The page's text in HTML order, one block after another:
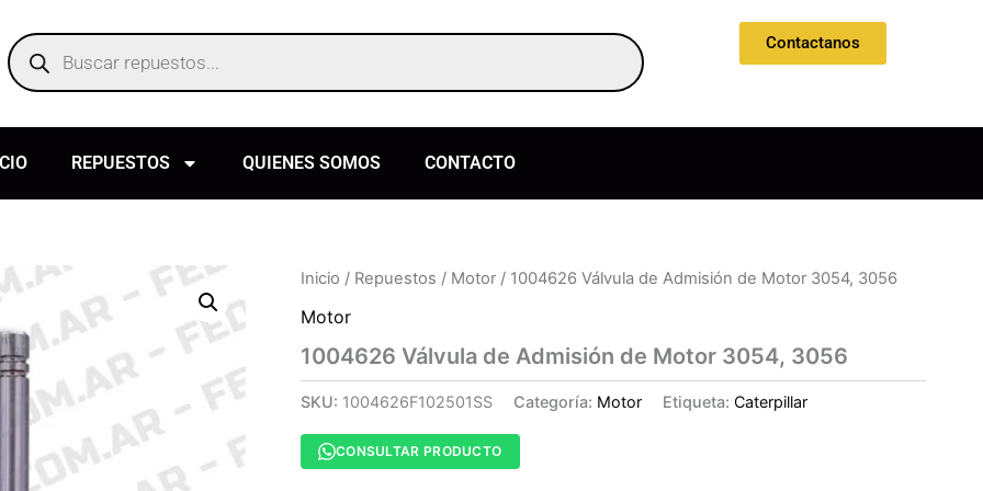
Products
search
Contactanos
REPUESTOS QUIENES SOMOS CONTACTO
Inicio / Repuestos / Motor/ 1004626 Válvula de Admisión de Motor 3054, 3056
Motor
1004626 Válvula de Admisión de Motor 3054, 3056
SKU: 1004626F102501SS Categoría: Motor Etiqueta: Caterpillar
CONSULTAR PRODUCTO